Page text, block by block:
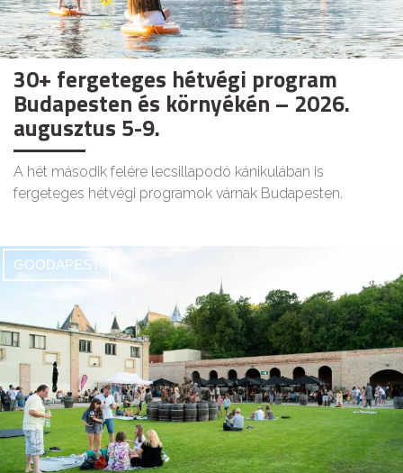
30+ fergeteges hétvégi program
Budapesten és környékén – 2026.
augusztus 5-9.
A hét második felére lecsillapodó kánikulában is
fergeteges hétvégi programok várnak Budapesten.
GOODAPEST